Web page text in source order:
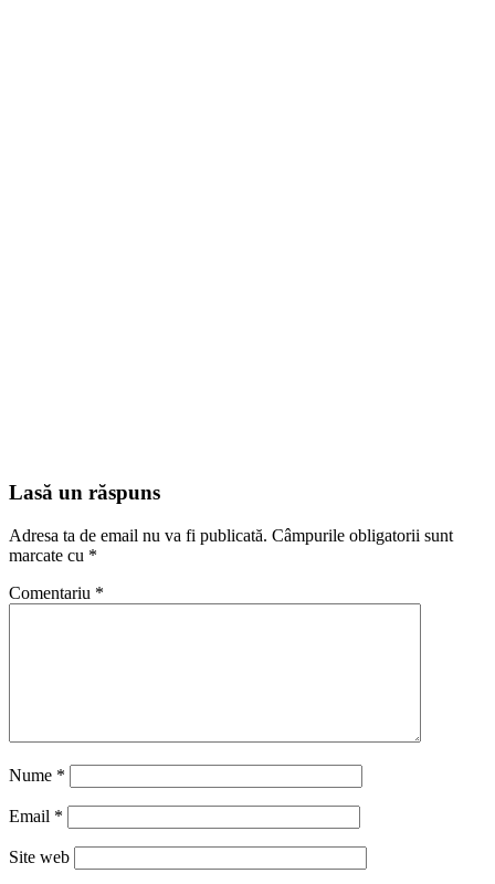
Lasă un răspuns
Adresa ta de email nu va fi publicată. Câmpurile obligatorii sunt
marcate cu *
Comentariu *
Nume *
Email *
Site web